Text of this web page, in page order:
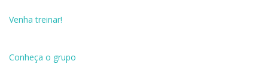
Venha treinar!
Conheça o grupo